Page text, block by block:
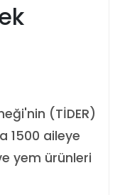
(TİDER)
1500 aileye
yem ürünleri